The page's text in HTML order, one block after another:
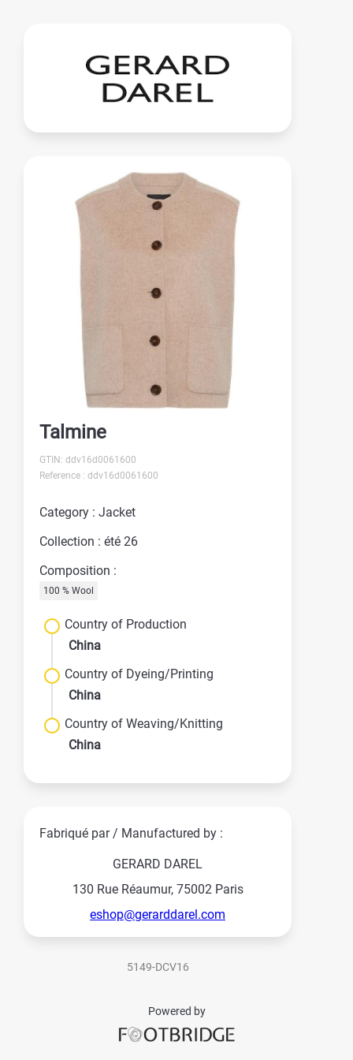
Talmine
GTIN: ddv16d0061600
Reference : ddv16d0061600
Category : Jacket
Collection : été 26
Composition :
100 % Wool
Country of Production
China
Country of Dyeing/Printing
China
Country of Weaving/Knitting
China
Fabriqué par / Manufactured by :
GERARD DAREL
130 Rue Réaumur, 75002 Paris
eshop@gerarddarel.com
5149-DCV16
Powered by